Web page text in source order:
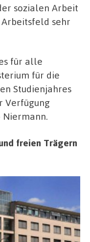
sozialen Arbeit
sehr
für alle
für die
Studienjahres
Verfügung
Niermann.
freien Trägern